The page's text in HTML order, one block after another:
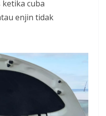
cuba
enjin tidak